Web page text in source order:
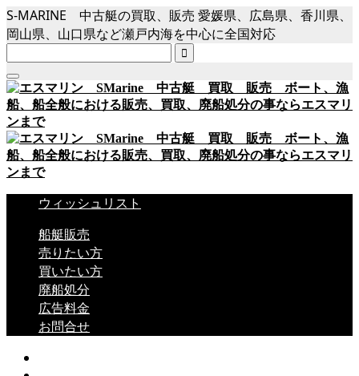
S-MARINE 中古艇の買取、販売 愛媛県、広島県、香川県、
岡山県、山口県など瀬戸内海を中心に全国対応

ウィッシュリスト
船艇販売
売りたい方
買いたい方
廃船処分
広告料金
お問合せ